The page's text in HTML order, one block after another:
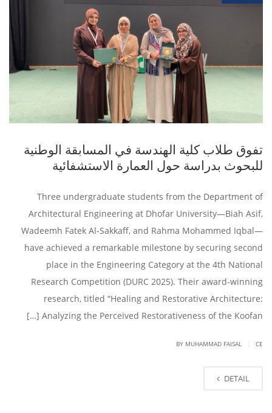
تفوق طلاب كلية الهندسة في المسابقة الوطنية
للبحوث بدراسة حول العمارة الاستشفائية
Three undergraduate students from the Department of
Architectural Engineering at Dhofar University—Biah Asif,
Wadeemh Fatek Al-Sakkaff, and Rahma Mohammed Iqbal—
have achieved a remarkable milestone by securing second
place in the Engineering Category at the 4th National
Research Competition (DURC 2025). Their award-winning
research, titled “Healing and Restorative Architecture:
Analyzing the Perceived Restorativeness of the Koofan […]
BY MUHAMMAD FAISAL CE
DETAIL